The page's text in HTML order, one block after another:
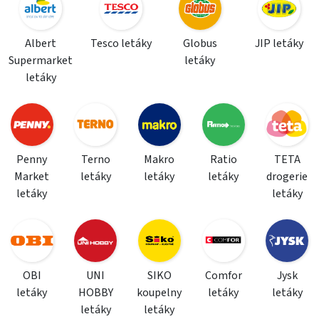
Albert
Supermarket
letáky
Tesco letáky
Globus
letáky
JIP letáky
Penny
Market
letáky
Terno
letáky
Makro
letáky
Ratio
letáky
TETA
drogerie
letáky
OBI
letáky
UNI
HOBBY
letáky
SIKO
koupelny
letáky
Comfor
letáky
Jysk
letáky